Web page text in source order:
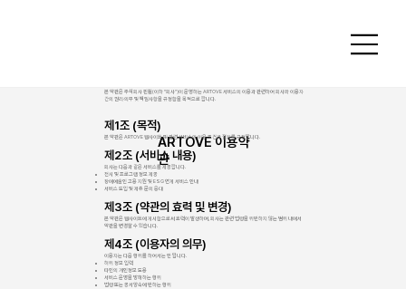
ARTOVE 이용약
관
본 약관은 주식회사 핀휠(이하 “회사”)이 운영하는 ARTOVE 서비스의 이용과 관련하여 회사와 이용자
간의 권리·의무 및 책임사항을 규정함을 목적으로 합니다.
제1조 (목적)
본 약관은 ARTOVE 웹사이트 및 관련 서비스의 이용 조건과 절차를 규정합니다.
제2조 (서비스 내용)
회사는 다음과 같은 서비스를 제공합니다.
전시 및 프로그램 정보 제공
장애예술인 고용 지원 및 ESG 연계 서비스 안내
서비스 도입 및 제휴 문의 응대
제3조 (약관의 효력 및 변경)
본 약관은 웹사이트에 게시함으로써 효력이 발생하며, 회사는 관련 법령을 위반하지 않는 범위 내에서
약관을 변경할 수 있습니다.
제4조 (이용자의 의무)
이용자는 다음 행위를 하여서는 안 됩니다.
허위 정보 입력
타인의 개인정보 도용
서비스 운영을 방해하는 행위
법령 또는 공서양속에 반하는 행위